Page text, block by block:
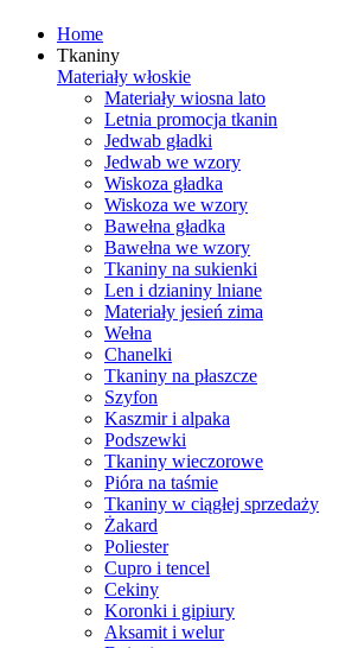
Home
Tkaniny
Materiały włoskie
Materiały wiosna lato
Letnia promocja tkanin
Jedwab gładki
Jedwab we wzory
Wiskoza gładka
Wiskoza we wzory
Bawełna gładka
Bawełna we wzory
Tkaniny na sukienki
Len i dzianiny lniane
Materiały jesień zima
Wełna
Chanelki
Tkaniny na płaszcze
Szyfon
Kaszmir i alpaka
Podszewki
Tkaniny wieczorowe
Pióra na taśmie
Tkaniny w ciągłej sprzedaży
Żakard
Poliester
Cupro i tencel
Cekiny
Koronki i gipiury
Aksamit i welur